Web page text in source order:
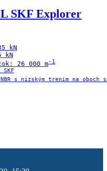
SKF Explorer
kN
kN
26 000 m-1
s nizským trenim na oboch